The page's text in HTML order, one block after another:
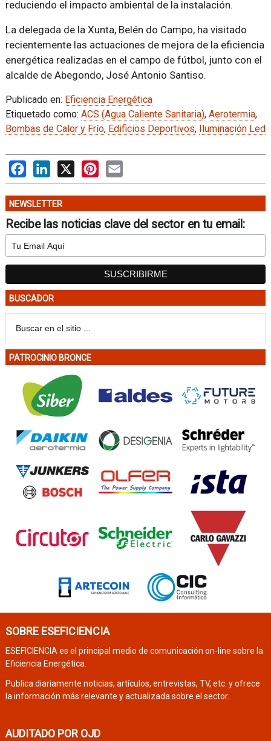
reduciendo el impacto ambiental de la instalación.
La delegada de la Xunta, Belén do Campo, ha visitado
recientemente las actuaciones de mejora de la eficiencia
energética realizadas en el campo de fútbol, junto con el
alcalde de Abegondo, José Antonio Santiso.
Publicado en: Eficiencia Energética
Etiquetado como: ACS (Agua Caliente Sanitaria), Aerotermia,
Bombas de Calor y Frío, Edificios Deportivos, Iluminación Led
FacebookLinkedIn Pinterest
NEWSLETTER
Recibe las noticias clave del sector en tu email:
BUSCADOR
PATROCINIO BRONCE
SOBRE ESEFICIENCIA
ESEFICIENCIA es el principal medio de comunicación on-line sobre la
Eficiencia Energética.
Publica diariamente noticias, artículos, entrevistas, TV, etc. y ofrece
la información más relevante y actualizada sobre el sector.
AUDITADO POR OJD